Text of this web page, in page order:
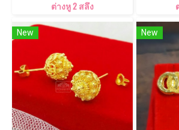
ต่างหู 2 สลึง
New New